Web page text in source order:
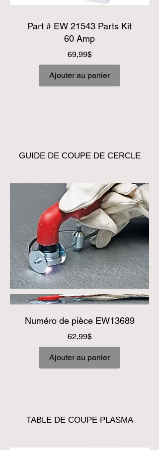
Part # EW 21543 Parts Kit
60 Amp
69,99$Prix
Ajouter au panier
GUIDE DE COUPE DE CERCLE
Numéro de pièce EW13689
62,99$Prix
Ajouter au panier
TABLE DE COUPE PLASMA